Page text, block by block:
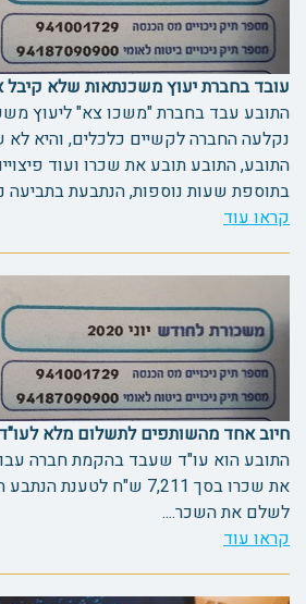
עובד בחברת יעוץ משכנתאות שלא קיבל את
התובע עבד בחברת "משכו צא" ליעוץ
נקלעה החברה לקשיים כלכלים, והיא
התובע, התובע תובע את שכרו ועוד
בתוספת שעות נוספות, הנתבעת בתביעה
קראו עוד
חיוב אחד מהשותפים לתשלום מלא לעו"ד
התובע הוא עו"ד שעבד בהקמת חברה
את שכרו בסך 7,211 ש"ח
לשלם את השכר....
קראו עוד